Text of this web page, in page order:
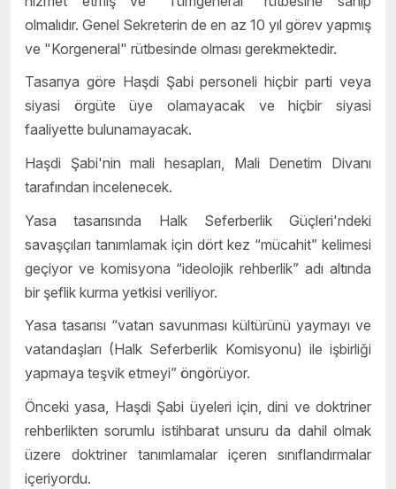
olmalıdır. Genel Sekreterin de en az 10 yıl görev yapmış
ve "Korgeneral" rütbesinde olması gerekmektedir.
Tasarıya göre Haşdi Şabi personeli hiçbir parti veya
siyasi örgüte üye olamayacak ve hiçbir siyasi
faaliyette bulunamayacak.
Haşdi Şabi'nin mali hesapları, Mali Denetim Divanı
tarafından incelenecek.
Yasa tasarısında Halk Seferberlik Güçleri'ndeki
savaşçıları tanımlamak için dört kez “mücahit” kelimesi
geçiyor ve komisyona “ideolojik rehberlik” adı altında
bir şeflik kurma yetkisi veriliyor.
Yasa tasarısı “vatan savunması kültürünü yaymayı ve
vatandaşları (Halk Seferberlik Komisyonu) ile işbirliği
yapmaya teşvik etmeyi” öngörüyor.
Önceki yasa, Haşdi Şabi üyeleri için, dini ve doktriner
rehberlikten sorumlu istihbarat unsuru da dahil olmak
üzere doktriner tanımlamalar içeren sınıflandırmalar
içeriyordu.